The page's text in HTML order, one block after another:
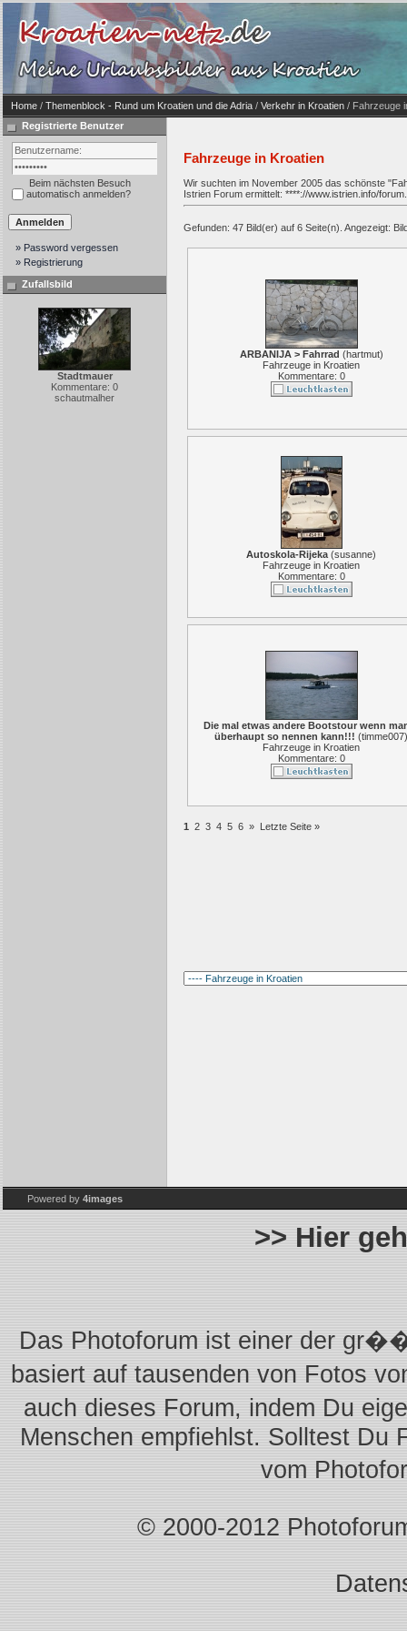
Home / Themenblock - Rund um Kroatien und die Adria / Verkehr in Kroatien / Fahrzeuge
Registrierte Benutzer
Beim nächsten Besuch
automatisch anmelden?
» Password vergessen
» Registrierung
Zufallsbild
Stadtmauer
Kommentare: 0
schautmalher
Fahrzeuge in Kroatien
Wir suchten im November 2005 das schönste
Istrien Forum ermittelt: ****://www.istrien.info/forum.
Gefunden: 47 Bild(er) auf 6 Seite(n). Angezeigt:
ARBANIJA > Fahrrad (hartmut)
Fahrzeuge in Kroatien
Kommentare: 0
Autoskola-Rijeka (susanne)
Fahrzeuge in Kroatien
Kommentare: 0
Die mal etwas andere Bootstour wenn
überhaupt so nennen kann!!! (timme007)
Fahrzeuge in Kroatien
Kommentare: 0
1 2 3 4 5 6 » Letzte Seite »
Powered by 4images
>> Hier
Das Photoforum ist einer der
basiert auf tausenden von Fotos
auch dieses Forum, indem Du
Menschen empfiehlst. Solltest Du
vom
© 2000-2012